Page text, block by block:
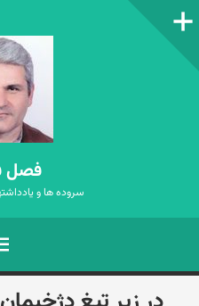
ستون‌کناری
فصل
سروده ها و
رفتن